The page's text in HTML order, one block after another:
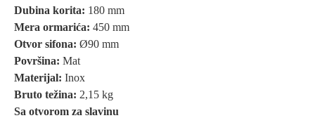
Dubina korita: 180 mm
Mera ormarića: 450 mm
Otvor sifona: Ø90 mm
Površina: Mat
Materijal: Inox
Bruto težina: 2,15 kg
Sa otvorom za slavinu